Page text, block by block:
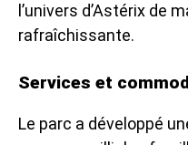
l’univers d’Astérix de
rafraîchissante.
Services et
Le parc a développé